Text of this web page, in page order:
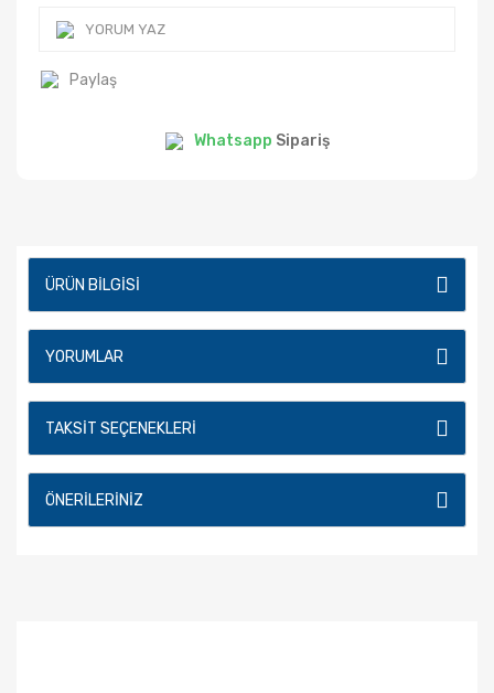
YORUM YAZ
Paylaş
Whatsapp Sipariş
ÜRÜN BILGISI
YORUMLAR
TAKSIT SEÇENEKLERI
ÖNERILERINIZ